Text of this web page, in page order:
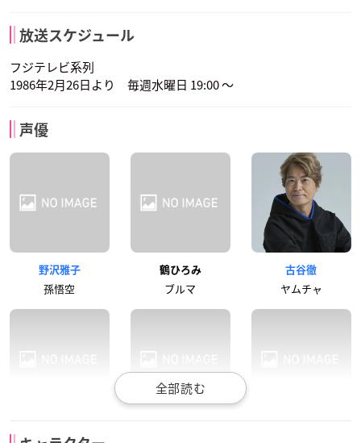
放送スケジュール
フジテレビ系列
1986年2月26日より 毎週水曜日 19:00 ～
声優
野沢雅子
孫悟空
鶴ひろみ
ブルマ
古谷徹
ヤムチャ